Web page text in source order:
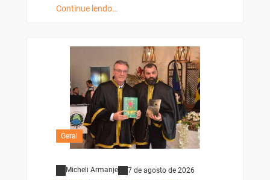
Continue lendo…
Geral
Micheli Armanje 7 de agosto de 2026